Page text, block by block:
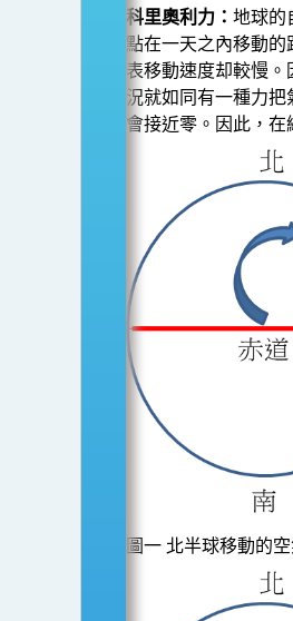
成？
科里奧利力： 地球的
點在一天之內移動
表移動速度却較慢
況就如同有一種力
會接近零。因此，在
圖一 北半球移動的